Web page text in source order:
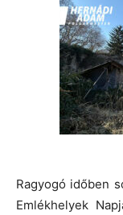
Ragyogó időben
Emlékhelyek